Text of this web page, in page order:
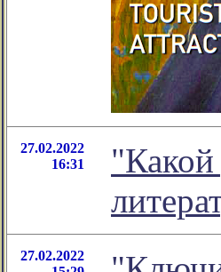
27.02.2022
16:31
27.02.2022